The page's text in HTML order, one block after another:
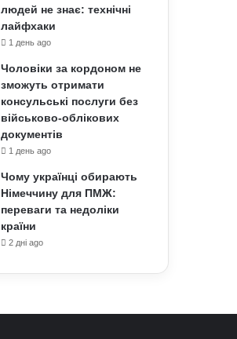
людей не знає: технічні
лайфхаки
1 день ago
Чоловіки за кордоном не
зможуть отримати
консульські послуги без
військово-облікових
документів
1 день ago
Чому українці обирають
Німеччину для ПМЖ:
переваги та недоліки
країни
2 дні ago